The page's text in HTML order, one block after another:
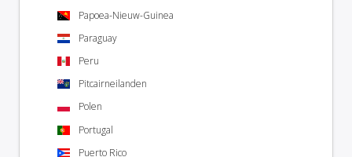
Papoea-Nieuw-Guinea
Paraguay
Peru
Pitcairneilanden
Polen
Portugal
Puerto Rico